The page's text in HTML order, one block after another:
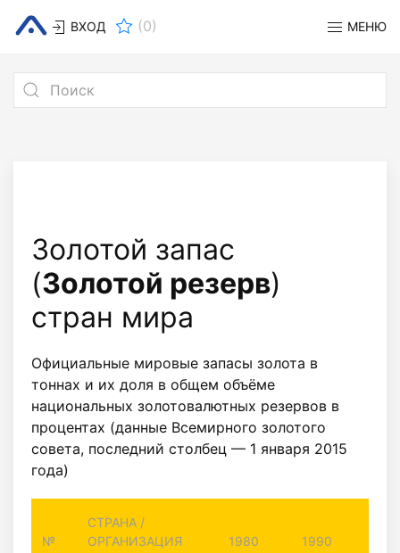
ВХОД (0) МЕНЮ
Золотой запас
(Золотой резерв)
стран мира
Официальные мировые запасы золота в
тоннах и их доля в общем объёме
национальных золотовалютных резервов в
процентах (данные Всемирного золотого
совета, последний столбец — 1 января 2015
года)
№
СТРАНА /
ОРГАНИЗАЦИЯ
1980 1990